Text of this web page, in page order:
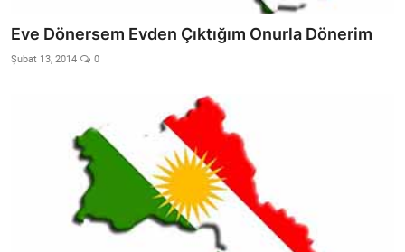
Eve Dönersem Evden Çıktığım Onurla Dönerim
Şubat 13, 2014 0